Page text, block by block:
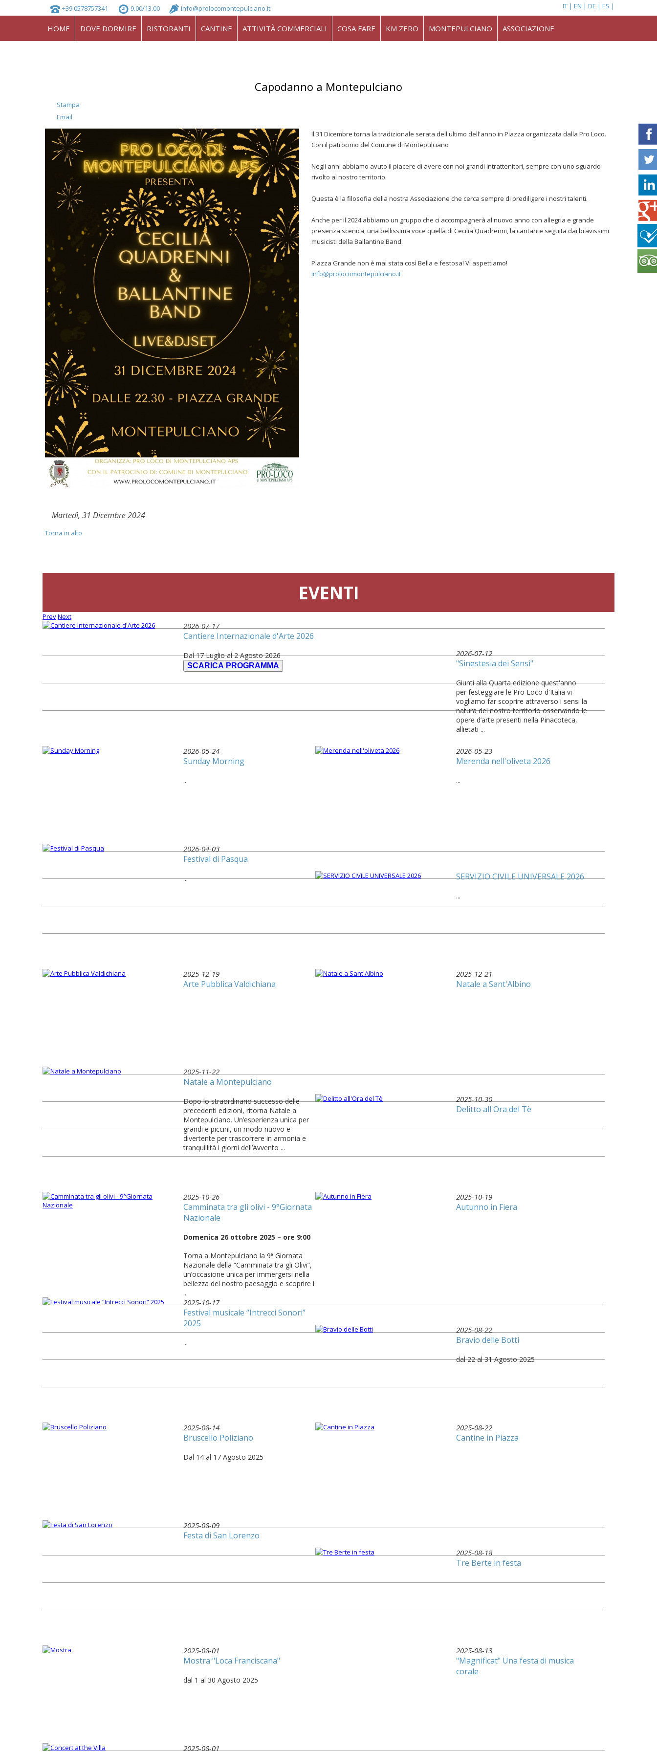
+39 0578757341 9.00/13.00 info@prolocomontepulciano.it IT EN DE ES
HOME DOVE DORMIRE RISTORANTI CANTINE ATTIVITÀ COMMERCIALI COSA FARE KM ZERO MONTEPULCIANO ASSOCIAZIONE
Capodanno a Montepulciano
Stampa
Email
Il 31 Dicembre torna la tradizionale serata dell'ultimo dell'anno in Piazza organizzata dalla Pro Loco.
Con il patrocinio del Comune di Montepulciano
Negli anni abbiamo avuto il piacere di avere con noi grandi intrattenitori, sempre con uno sguardo
rivolto al nostro territorio.
Questa è la filosofia della nostra Associazione che cerca sempre di prediligere i nostri talenti.
Anche per il 2024 abbiamo un gruppo che ci accompagnerà al nuovo anno con allegria e grande
presenza scenica, una bellissima voce quella di Cecilia Quadrenni, la cantante seguita dai bravissimi
musicisti della Ballantine Band.
Piazza Grande non è mai stata così Bella e festosa! Vi aspettiamo!
info@prolocomontepulciano.it
Martedì, 31 Dicembre 2024
Torna in alto
EVENTI
PrevNext
2026-07-17
Cantiere Internazionale d'Arte 2026
Dal 17 Luglio al 2 Agosto 2026
SCARICA PROGRAMMA
2026-07-12
"Sinestesia dei Sensi"
Giunti alla Quarta edizione quest'anno
per festeggiare le Pro Loco d'Italia vi
vogliamo far scoprire attraverso i sensi la
natura del nostro territorio osservando le
opere d’arte presenti nella Pinacoteca,
allietati ...
2026-05-24
Sunday Morning
...
2026-05-23
Merenda nell'oliveta 2026
...
2026-04-03
Festival di Pasqua
... SERVIZIO CIVILE UNIVERSALE 2026
...
2025-12-19
Arte Pubblica Valdichiana
2025-12-21
Natale a Sant'Albino
2025-11-22
Natale a Montepulciano
Dopo lo straordinario successo delle
precedenti edizioni, ritorna Natale a
Montepulciano. Un’esperienza unica per
grandi e piccini, un modo nuovo e
divertente per trascorrere in armonia e
tranquillità i giorni dell’Avvento ...
2025-10-30
Delitto all'Ora del Tè
2025-10-26
Camminata tra gli olivi - 9°Giornata
Nazionale
Domenica 26 ottobre 2025 – ore 9:00
Torna a Montepulciano la 9ª Giornata
Nazionale della “Camminata tra gli Olivi”,
un’occasione unica per immergersi nella
bellezza del nostro paesaggio e scoprire i
...
2025-10-19
Autunno in Fiera
2025-10-17
Festival musicale “Intrecci Sonori”
2025
...
2025-08-22
Bravio delle Botti
dal 22 al 31 Agosto 2025
2025-08-14
Bruscello Poliziano
Dal 14 al 17 Agosto 2025
2025-08-22
Cantine in Piazza
2025-08-09
Festa di San Lorenzo
2025-08-18
Tre Berte in festa
2025-08-01
Mostra "Loca Franciscana"
dal 1 al 30 Agosto 2025
2025-08-13
"Magnificat" Una festa di musica
corale
2025-08-01